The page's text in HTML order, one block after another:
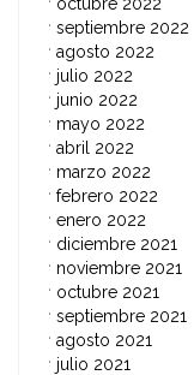
septiembre 2022
agosto 2022
julio 2022
junio 2022
mayo 2022
abril 2022
marzo 2022
febrero 2022
enero 2022
diciembre 2021
noviembre 2021
octubre 2021
septiembre 2021
agosto 2021
julio 2021